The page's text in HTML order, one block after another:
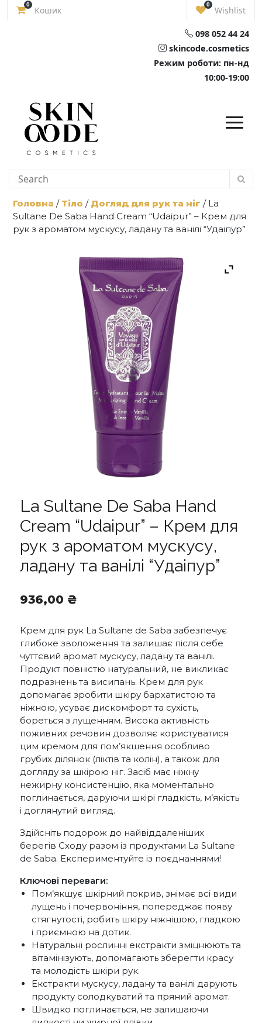
Skip
0
Кошик
0
Wishlist
098 052 44 24
skincode.cosmetics
Режим роботи: пн-нд
10:00-19:00
Головна / Тіло / Догляд для рук та ніг / La
Sultane De Saba Hand Cream “Udaipur” – Крем для
рук з ароматом мускусу, ладану та ванілі “Удаіпур”
La Sultane De Saba Hand
Cream “Udaipur” – Крем для
рук з ароматом мускусу,
ладану та ванілі “Удаіпур”
936,00 ₴
Крем для рук La Sultane de Saba забезпечує
глибоке зволоження та залишає після себе
чуттєвий аромат мускусу, ладану та ванілі.
Продукт повністю натуральний, не викликає
подразнень та висипань. Крем для рук
допомагає зробити шкіру бархатистою та
ніжною, усуває дискомфорт та сухість,
бореться з лущенням. Висока активність
поживних речовин дозволяє користуватися
цим кремом для пом’якшення особливо
грубих ділянок (ліктів та колін), а також для
догляду за шкірою ніг. Засіб має ніжну
нежирну консистенцію, яка моментально
поглинається, даруючи шкірі гладкість, м’якість
і доглянутий вигляд.
Здійсніть подорож до найвіддаленіших
берегів Сходу разом із продуктами La Sultane
de Saba. Експериментуйте із поєднаннями!
Ключові переваги:
Пом’якшує шкірний покрив, знімає всі види
лущень і почервоніння, попереджає появу
стягнутості, робить шкіру ніжнішою, гладкою
і приємною на дотик.
Натуральні рослинні екстракти зміцнюють та
вітамінізують, допомагають зберегти красу
та молодість шкіри рук.
Екстракти мускусу, ладану та ванілі дарують
продукту солодкуватий та пряний аромат.
Швидко поглинається, не залишаючи